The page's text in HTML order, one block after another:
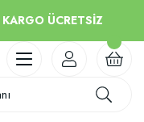
KARGO ÜCRETSİZ